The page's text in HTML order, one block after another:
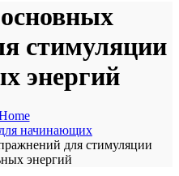
стимуляции
энергий
для начинающих
для стимуляции
энергий